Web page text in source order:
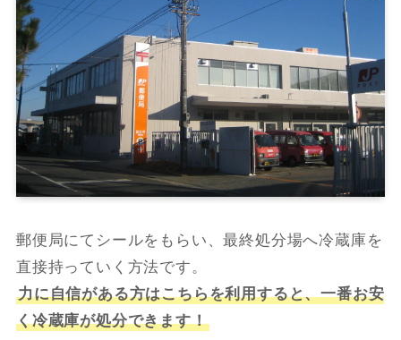
郵便局にてシールをもらい、最終処分場へ冷蔵庫を
直接持っていく方法です。
力に自信がある方はこちらを利用すると、一番お安
く冷蔵庫が処分できます！